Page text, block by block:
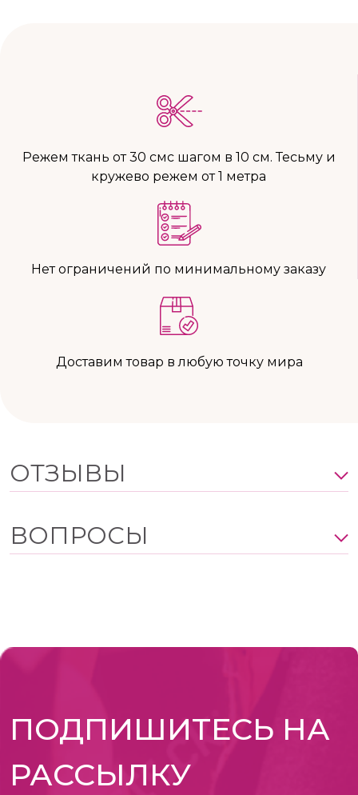
Режем ткань от 30 смс шагом в 10 см. Тесьму и
кружево режем от 1 метра
Нет ограничений по минимальному заказу
Доставим товар в любую точку мира
ОТЗЫВЫ
ВОПРОСЫ
ПОДПИШИТЕСЬ НА
РАССЫЛКУ